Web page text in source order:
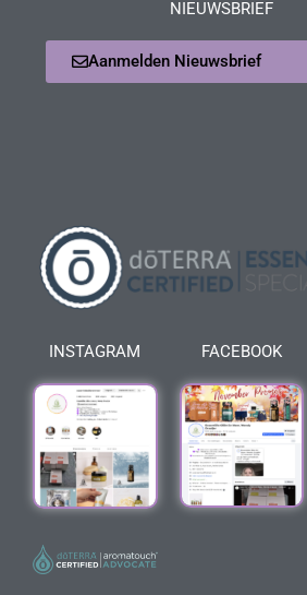
NIEUWSBRIEF
Aanmelden Nieuwsbrief
INSTAGRAM FACEBOOK